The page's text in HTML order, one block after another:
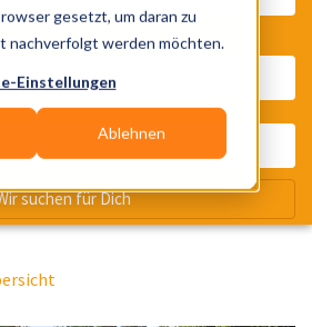
gesetzt, um daran zu
nachverfolgt werden möchten.
Einstellungen
Ablehnen
Wo? Stadt, PLZ, Ort
suchen für Dich